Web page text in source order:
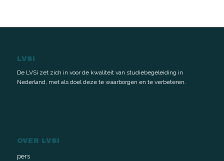
LVSI
De LVSi zet zich in voor de kwaliteit van studiebegeleiding in
Nederland, met als doel deze te waarborgen en te verbeteren.
OVER LVSI
pers